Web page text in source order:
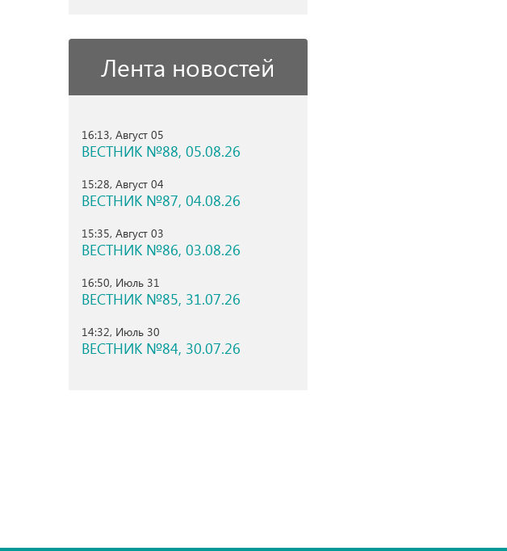
Лента новостей
16:13, Август 05
ВЕСТНИК №88, 05.08.26
15:28, Август 04
ВЕСТНИК №87, 04.08.26
15:35, Август 03
ВЕСТНИК №86, 03.08.26
16:50, Июль 31
ВЕСТНИК №85, 31.07.26
14:32, Июль 30
ВЕСТНИК №84, 30.07.26